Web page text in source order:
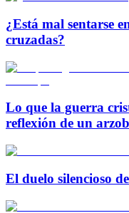
¿Está mal sentarse
cruzadas?
Lo que la guerra
reflexión de un
El duelo silencioso